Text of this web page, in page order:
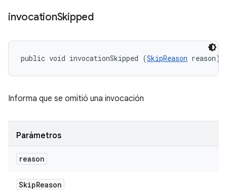
invocationSkipped
public void invocationSkipped (SkipReason reason)
Informa que se omitió una invocación
Parámetros
reason
SkipReason